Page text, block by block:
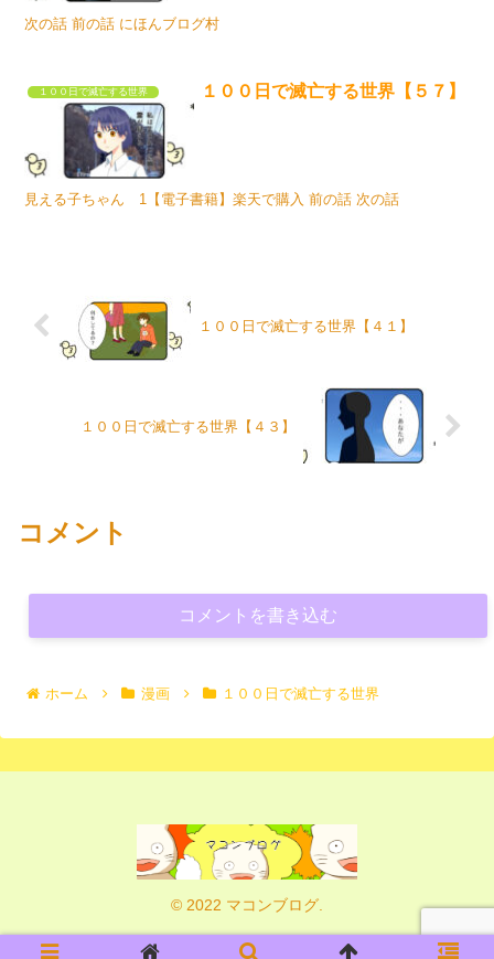
次の話 前の話 にほんブログ村
１００日で滅亡する世界 １００日で滅亡する世界【５７】
見える子ちゃん 1【電子書籍】楽天で購入 前の話 次の話
１００日で滅亡する世界【４１】
１００日で滅亡する世界【４３】
コメント
コメントを書き込む
ホーム 漫画 １００日で滅亡する世界
© 2022 マコンブログ.